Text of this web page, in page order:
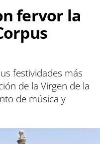
fervor la
festividades más
de la Virgen de la
de música y